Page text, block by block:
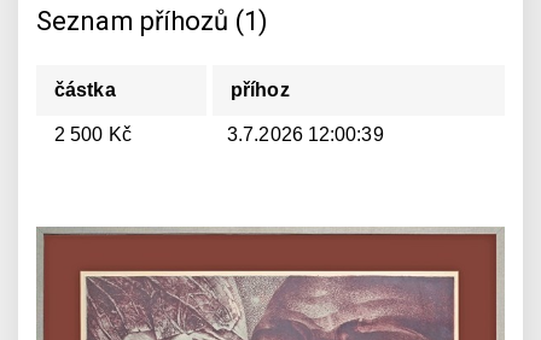
Seznam příhozů (1)
částka příhoz
2 500 Kč 3.7.2026 12:00:39